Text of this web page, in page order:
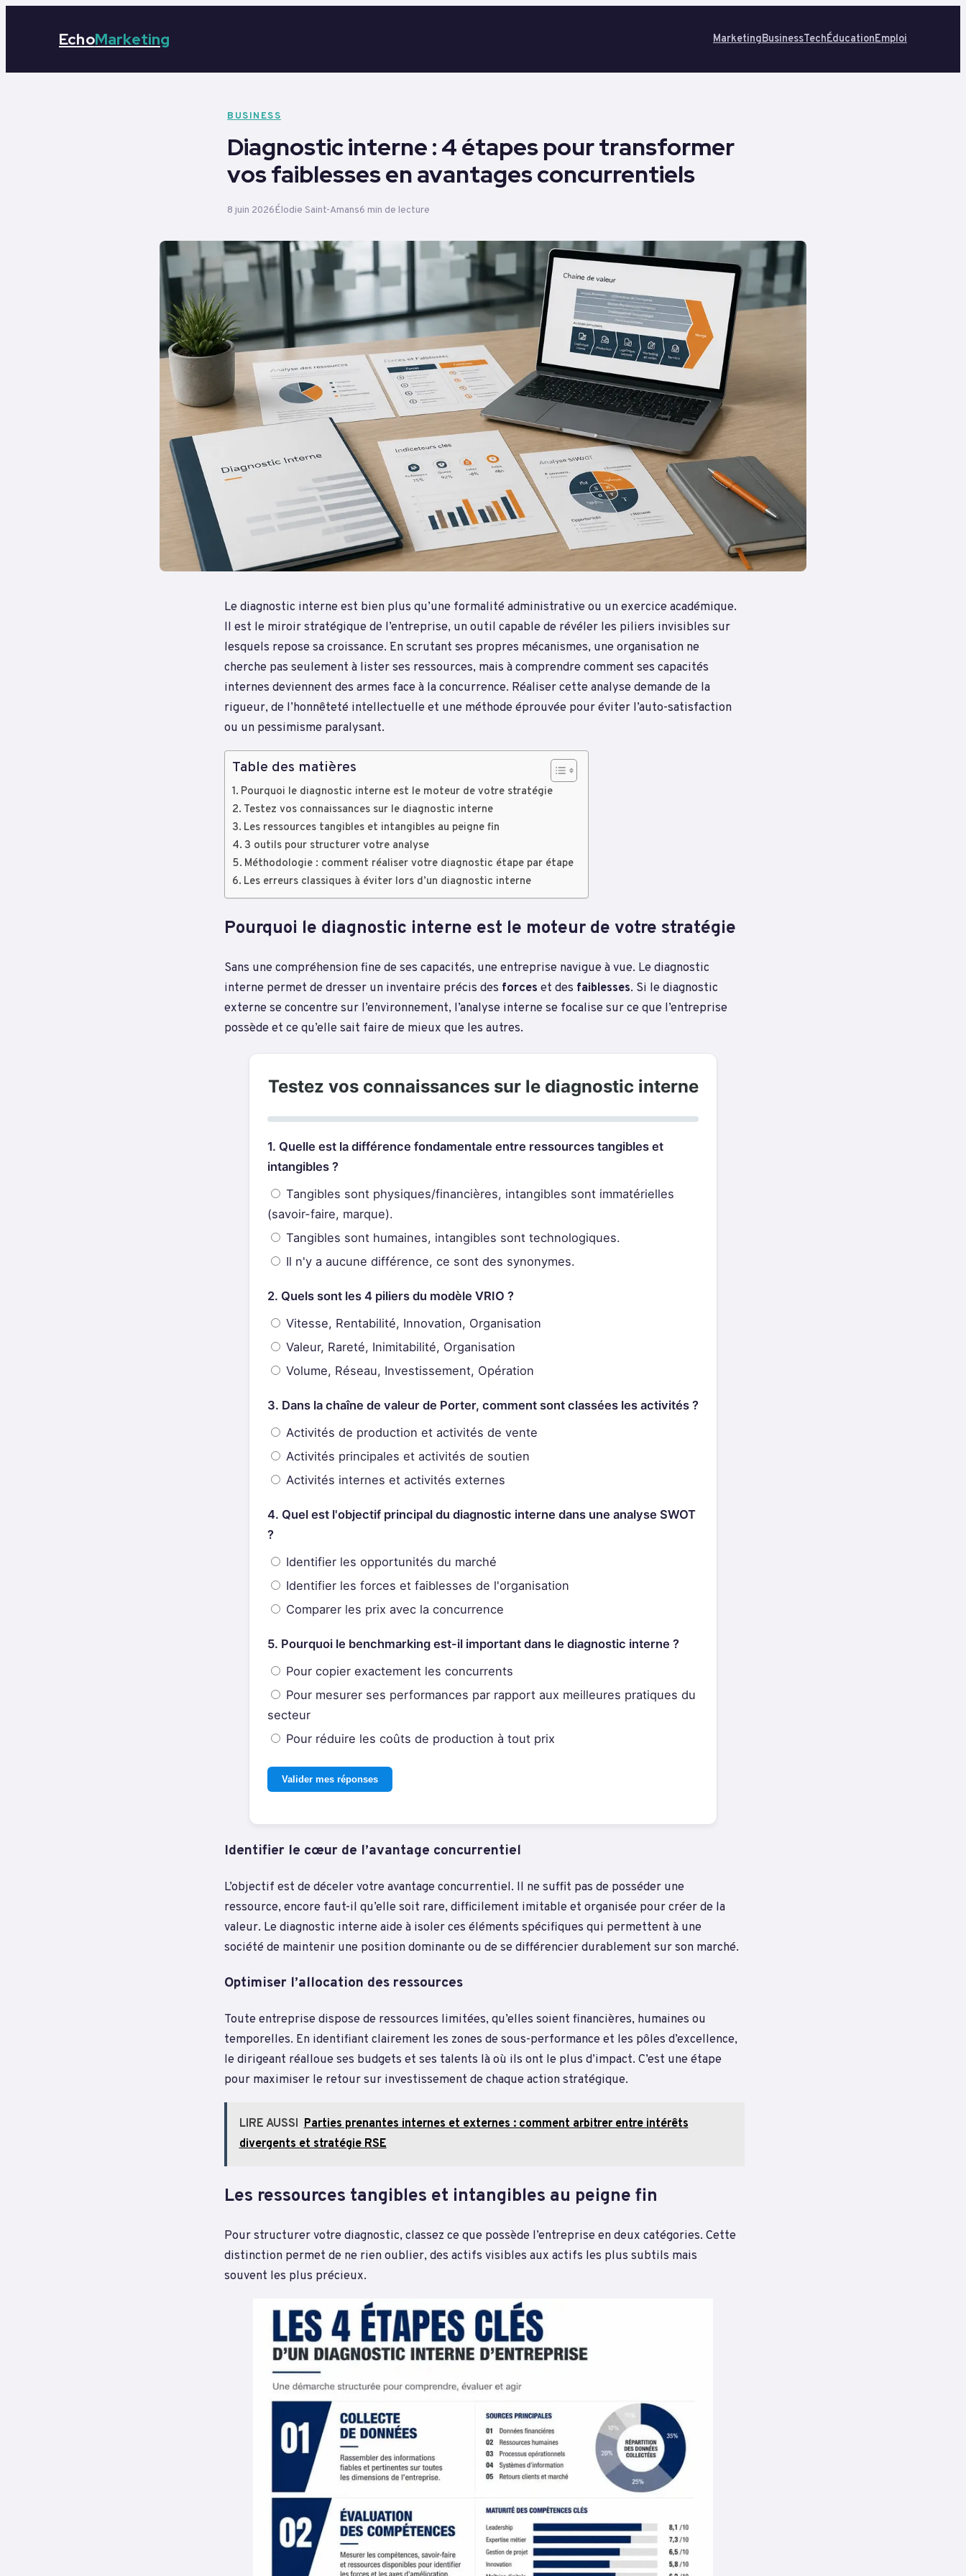
EchoMarketing MarketingBusinessTechÉducationEmploi
BUSINESS
Diagnostic interne : 4 étapes pour transformer
vos faiblesses en avantages concurrentiels
8 juin 2026Élodie Saint-Amans6 min de lecture
Le diagnostic interne est bien plus qu’une formalité administrative ou un exercice académique.
Il est le miroir stratégique de l’entreprise, un outil capable de révéler les piliers invisibles sur
lesquels repose sa croissance. En scrutant ses propres mécanismes, une organisation ne
cherche pas seulement à lister ses ressources, mais à comprendre comment ses capacités
internes deviennent des armes face à la concurrence. Réaliser cette analyse demande de la
rigueur, de l’honnêteté intellectuelle et une méthode éprouvée pour éviter l’auto-satisfaction
ou un pessimisme paralysant.
Table des matières
Pourquoi le diagnostic interne est le moteur de votre stratégie
Testez vos connaissances sur le diagnostic interne
Les ressources tangibles et intangibles au peigne fin
3 outils pour structurer votre analyse
Méthodologie : comment réaliser votre diagnostic étape par étape
Les erreurs classiques à éviter lors d’un diagnostic interne
Pourquoi le diagnostic interne est le moteur de votre stratégie
Sans une compréhension fine de ses capacités, une entreprise navigue à vue. Le diagnostic
interne permet de dresser un inventaire précis des forces et des faiblesses. Si le diagnostic
externe se concentre sur l’environnement, l’analyse interne se focalise sur ce que l’entreprise
possède et ce qu’elle sait faire de mieux que les autres.
Testez vos connaissances sur le diagnostic interne
1. Quelle est la différence fondamentale entre ressources tangibles et
intangibles ?
Tangibles sont physiques/financières, intangibles sont immatérielles
(savoir-faire, marque).
Tangibles sont humaines, intangibles sont technologiques.
Il n'y a aucune différence, ce sont des synonymes.
2. Quels sont les 4 piliers du modèle VRIO ?
Vitesse, Rentabilité, Innovation, Organisation
Valeur, Rareté, Inimitabilité, Organisation
Volume, Réseau, Investissement, Opération
3. Dans la chaîne de valeur de Porter, comment sont classées les activités ?
Activités de production et activités de vente
Activités principales et activités de soutien
Activités internes et activités externes
4. Quel est l'objectif principal du diagnostic interne dans une analyse SWOT
?
Identifier les opportunités du marché
Identifier les forces et faiblesses de l'organisation
Comparer les prix avec la concurrence
5. Pourquoi le benchmarking est-il important dans le diagnostic interne ?
Pour copier exactement les concurrents
Pour mesurer ses performances par rapport aux meilleures pratiques du
secteur
Pour réduire les coûts de production à tout prix
Valider mes réponses
Identifier le cœur de l’avantage concurrentiel
L’objectif est de déceler votre avantage concurrentiel. Il ne suffit pas de posséder une
ressource, encore faut-il qu’elle soit rare, difficilement imitable et organisée pour créer de la
valeur. Le diagnostic interne aide à isoler ces éléments spécifiques qui permettent à une
société de maintenir une position dominante ou de se différencier durablement sur son marché.
Optimiser l’allocation des ressources
Toute entreprise dispose de ressources limitées, qu’elles soient financières, humaines ou
temporelles. En identifiant clairement les zones de sous-performance et les pôles d’excellence,
le dirigeant réalloue ses budgets et ses talents là où ils ont le plus d’impact. C’est une étape
pour maximiser le retour sur investissement de chaque action stratégique.
LIRE AUSSI Parties prenantes internes et externes : comment arbitrer entre intérêts
divergents et stratégie RSE
Les ressources tangibles et intangibles au peigne fin
Pour structurer votre diagnostic, classez ce que possède l’entreprise en deux catégories. Cette
distinction permet de ne rien oublier, des actifs visibles aux actifs les plus subtils mais
souvent les plus précieux.